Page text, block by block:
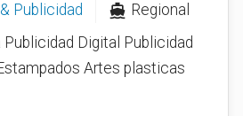
Publicidad directions_boat Regional
Digital Publicidad
Artes plasticas